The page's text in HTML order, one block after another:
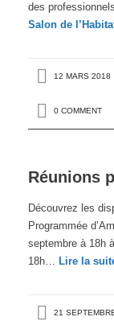
des
Salon de
12 MARS 2018
0 COMMENT
Réunions
Découvrez les
Programmée
septembre à 18h
18h… Lire la
21